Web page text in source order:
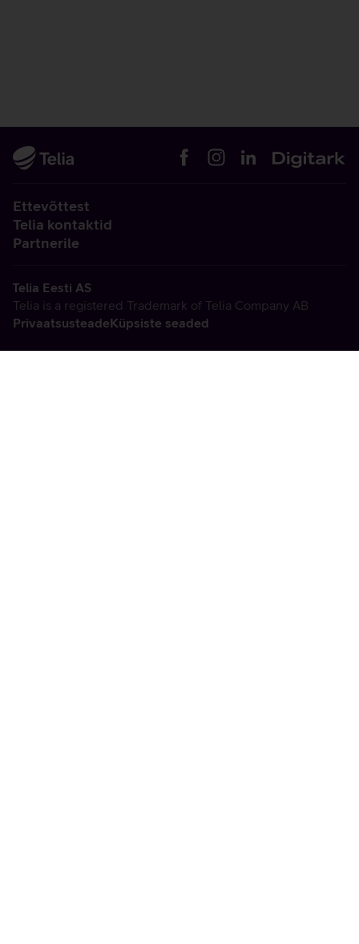
Ettevõttest
Telia kontaktid
Partnerile
Telia Eesti AS
Telia is a registered Trademark of Telia Company AB
PrivaatsusteadeKüpsiste seaded